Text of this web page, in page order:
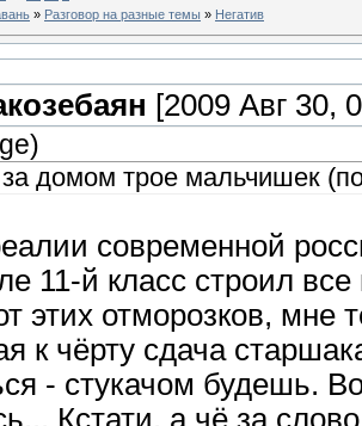
» Разговор на разные темы » Негатив
[2009 Авг 30,
)
домом трое мальчишек
современной
11-й класс строил
этих отморозков,
к чёрту сдача
- стукачом будешь.
Кстати, а чё за